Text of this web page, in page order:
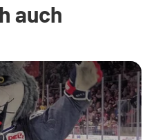
auch